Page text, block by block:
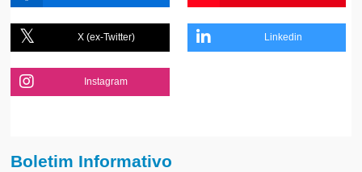
X (ex-Twitter) Linkedin
Instagram
Boletim Informativo